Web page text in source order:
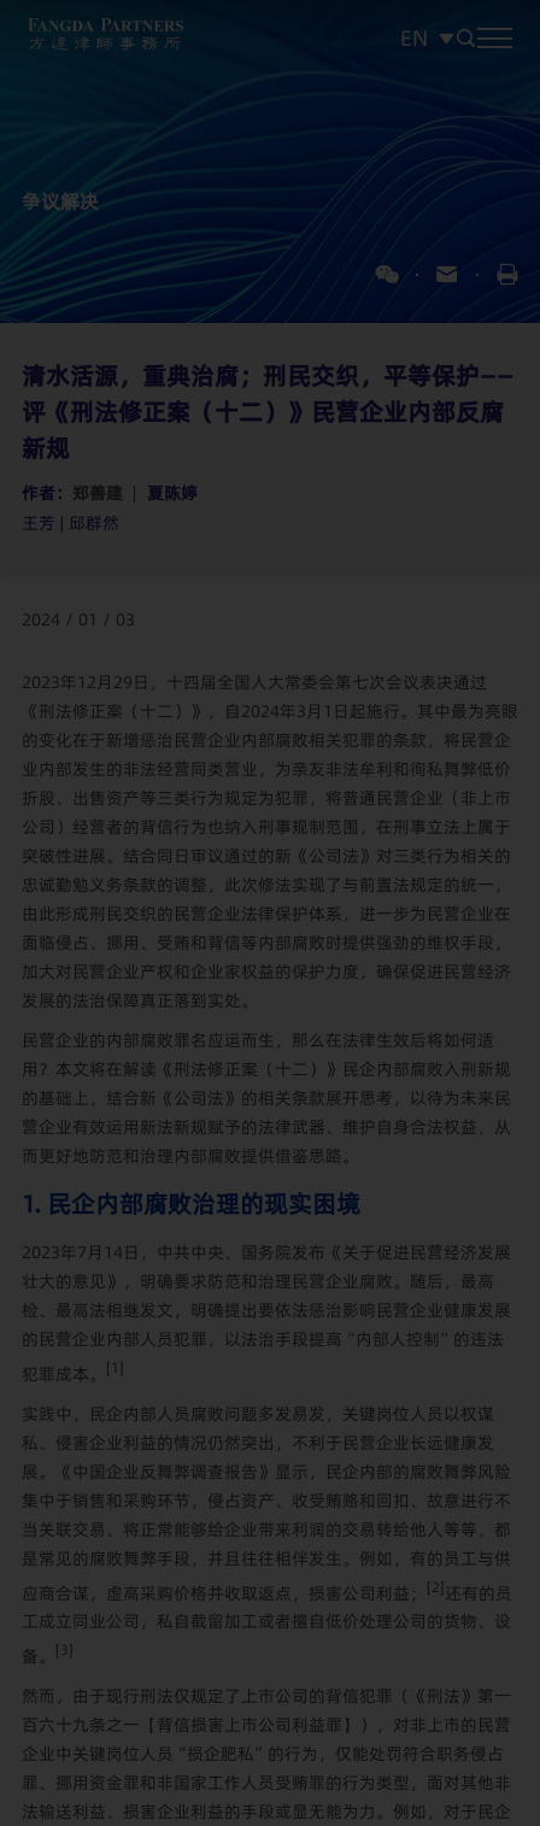
EN
日本語
争议解决
清水活源，重典治腐；刑民交织，平等保护——
评《刑法修正案（十二）》民营企业内部反腐
新规
作者： 郑善建
夏陈婷
王芳 | 邱群然
2024 / 01 / 03
2023年12月29日，十四届全国人大常委会第七次会议表决通过
《刑法修正案（十二）》，自2024年3月1日起施行。其中最为亮眼
的变化在于新增惩治民营企业内部腐败相关犯罪的条款，将民营企
业内部发生的非法经营同类营业，为亲友非法牟利和徇私舞弊低价
折股、出售资产等三类行为规定为犯罪，将普通民营企业（非上市
公司）经营者的背信行为也纳入刑事规制范围，在刑事立法上属于
突破性进展。结合同日审议通过的新《公司法》对三类行为相关的
忠诚勤勉义务条款的调整，此次修法实现了与前置法规定的统一，
由此形成刑民交织的民营企业法律保护体系，进一步为民营企业在
面临侵占、挪用、受贿和背信等内部腐败时提供强劲的维权手段，
加大对民营企业产权和企业家权益的保护力度，确保促进民营经济
发展的法治保障真正落到实处。
民营企业的内部腐败罪名应运而生，那么在法律生效后将如何适
用？本文将在解读《刑法修正案（十二）》民企内部腐败入刑新规
的基础上，结合新《公司法》的相关条款展开思考，以待为未来民
营企业有效运用新法新规赋予的法律武器、维护自身合法权益，从
而更好地防范和治理内部腐败提供借鉴思路。
1. 民企内部腐败治理的现实困境
2023年7月14日，中共中央、国务院发布《关于促进民营经济发展
壮大的意见》，明确要求防范和治理民营企业腐败。随后，最高
检、最高法相继发文，明确提出要依法惩治影响民营企业健康发展
的民营企业内部人员犯罪，以法治手段提高“内部人控制”的违法
犯罪成本。
[1]
实践中，民企内部人员腐败问题多发易发，关键岗位人员以权谋
私、侵害企业利益的情况仍然突出，不利于民营企业长远健康发
展。《中国企业反舞弊调查报告》显示，民企内部的腐败舞弊风险
集中于销售和采购环节，侵占资产、收受贿赂和回扣、故意进行不
当关联交易、将正常能够给企业带来利润的交易转给他人等等，都
是常见的腐败舞弊手段，并且往往相伴发生。例如，有的员工与供
应商合谋，虚高采购价格并收取返点，损害公司利益；
[2]还有的员
工成立同业公司，私自截留加工或者擅自低价处理公司的货物、设
备。
[3]
然而，由于现行刑法仅规定了上市公司的背信犯罪（《刑法》第一
百六十九条之一【背信损害上市公司利益罪】），对非上市的民营
企业中关键岗位人员“损企肥私”的行为，仅能处罚符合职务侵占
罪、挪用资金罪和非国家工作人员受贿罪的行为类型，面对其他非
法输送利益、损害企业利益的手段或显无能为力。例如，对于民企